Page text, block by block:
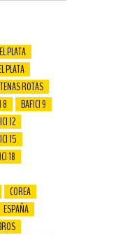
PLATA
PLATA
ROTAS
8
BAFICI 9
12
15
18
COREA
ESPAÑA